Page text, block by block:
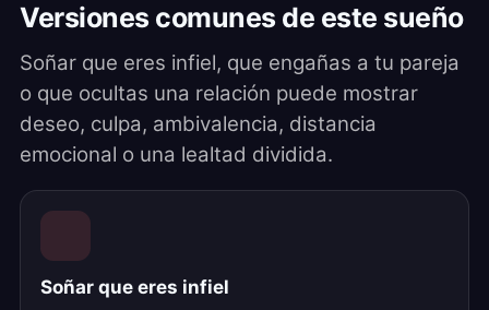
Versiones comunes de este sueño
Soñar que eres infiel, que engañas a tu pareja
o que ocultas una relación puede mostrar
deseo, culpa, ambivalencia, distancia
emocional o una lealtad dividida.
Soñar que eres infiel